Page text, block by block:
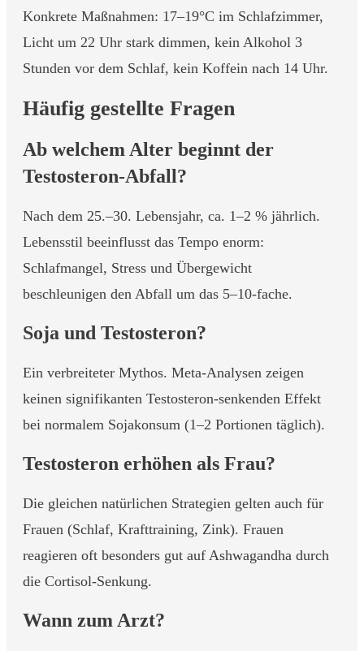
Konkrete Maßnahmen: 17–19°C im Schlafzimmer,
Licht um 22 Uhr stark dimmen, kein Alkohol 3
Stunden vor dem Schlaf, kein Koffein nach 14 Uhr.
Häufig gestellte Fragen
Ab welchem Alter beginnt der
Testosteron-Abfall?
Nach dem 25.–30. Lebensjahr, ca. 1–2 % jährlich.
Lebensstil beeinflusst das Tempo enorm:
Schlafmangel, Stress und Übergewicht
beschleunigen den Abfall um das 5–10-fache.
Soja und Testosteron?
Ein verbreiteter Mythos. Meta-Analysen zeigen
keinen signifikanten Testosteron-senkenden Effekt
bei normalem Sojakonsum (1–2 Portionen täglich).
Testosteron erhöhen als Frau?
Die gleichen natürlichen Strategien gelten auch für
Frauen (Schlaf, Krafttraining, Zink). Frauen
reagieren oft besonders gut auf Ashwagandha durch
die Cortisol-Senkung.
Wann zum Arzt?